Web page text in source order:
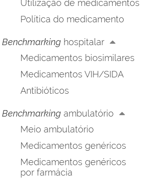
Utilização de medicamentos
Política do medicamento
Benchmarking hospitalar
Medicamentos biosimilares
Medicamentos VIH/SIDA
Antibióticos
Benchmarking ambulatório
Meio ambulatório
Medicamentos genéricos
Medicamentos genéricos
por farmácia